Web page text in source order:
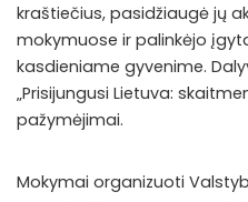
kraštiečius, pasidžiaugė jų
mokymuose ir palinkėjo
kasdieniame gyvenime.
„Prisijungusi Lietuva:
pažymėjimai.
Mokymai organizuoti